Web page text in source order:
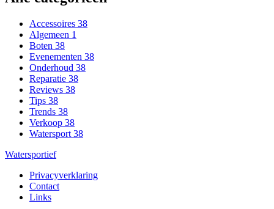
Accessoires 38
Algemeen 1
Boten 38
Evenementen 38
Onderhoud 38
Reparatie 38
Reviews 38
Tips 38
Trends 38
Verkoop 38
Watersport 38
Watersportief
Privacyverklaring
Contact
Links